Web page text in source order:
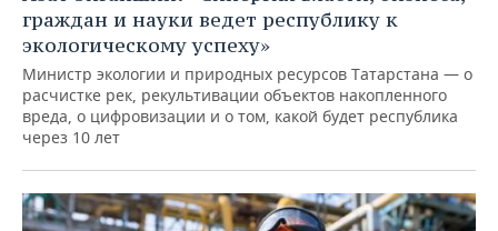
граждан и науки ведет республику к
экологическому успеху»
Министр экологии и природных ресурсов Татарстана — о
расчистке рек, рекультивации объектов накопленного
вреда, о цифровизации и о том, какой будет республика
через 10 лет